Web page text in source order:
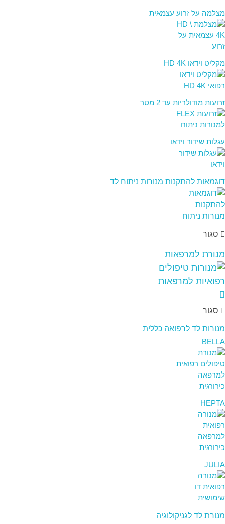
מצלמה על זרוע עצמאית
מקליט וידאו HD 4K
זרועות מודולריות עד 2 מטר
עגלות שידור וידאו
דוגמאות להתקנות מנורות ניתוח לד
סגור
מנורת למרפאות
סגור
מנורות לד לרפואה כללית
BELLA
HEPTA
JULIA
מנורת לד לגניקולוגיה